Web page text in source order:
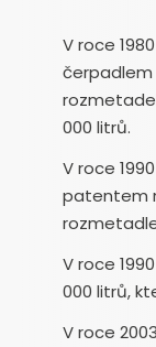
V roce
čerpadlem
000 litrů.
V roce
patentem
V roce
000 litrů,
V roce